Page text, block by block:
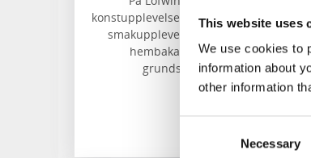
This website uses
We use cookies to
information about
other information
Necessary
konstupplevelse i kombination med en
smakupplevelse. Här hittar du
hembakat där bästa råvarorna
grundstenarna i
Läs mer